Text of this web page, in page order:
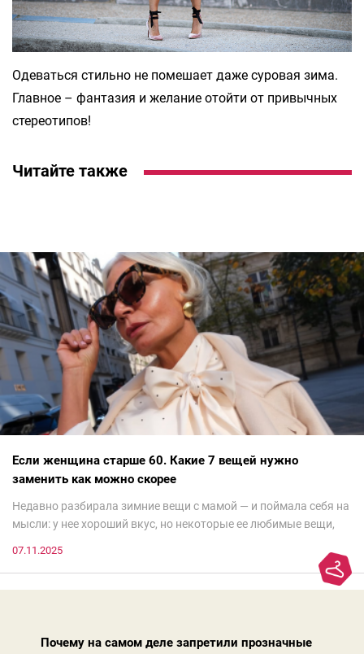
Одеваться стильно не помешает даже суровая зима.
Главное – фантазия и желание отойти от привычных
стереотипов!
Читайте также
Если женщина старше 60. Какие 7 вещей нужно
заменить как можно скорее
Недавно разбирала зимние вещи с мамой — и поймала себя на
мысли: у нее хороший вкус, но некоторые ее любимые вещи,
моды. Вовсе нет.Проблема в том, что сама мода сделала шаг
07.11.2025
Почему на самом деле запретили прозначные